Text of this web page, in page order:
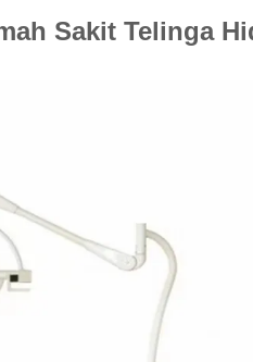
Sakit Telinga